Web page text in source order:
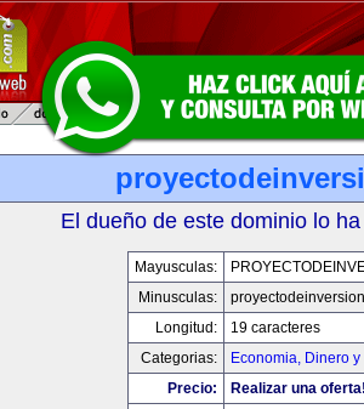
El dueño de este dominio lo
Mayusculas:
Minusculas:
Longitud:
19 caracteres
Categorias:
Economia, Dinero
Precio:
Realizar una